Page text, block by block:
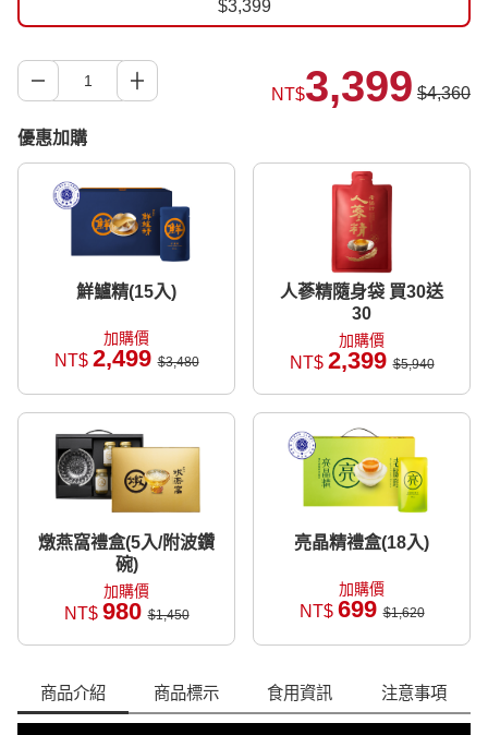
$3,399
NT$3,399 $4,360
優惠加購
鮮鱸精(15入)
加購價
NT$ 2,499$3,480
人蔘精隨身袋 買30送
30
加購價
NT$ 2,399$5,940
燉燕窩禮盒(5入/附波鑽
碗)
加購價
NT$ 980$1,450
亮晶精禮盒(18入)
加購價
NT$ 699$1,620
商品介紹 商品標示 食用資訊 注意事項